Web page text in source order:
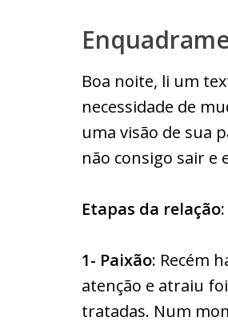
Boa noite, li um
necessidade de
uma visão de sua
não consigo sair e
Etapas da relação:
1- Paixão: Recém
atenção e atraiu
tratadas. Num